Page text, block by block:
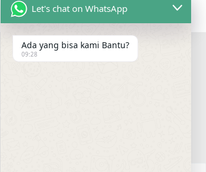
Tautan Marhen
Let's chat on WhatsApp
Ada yang bisa kami Bantu?
09:28